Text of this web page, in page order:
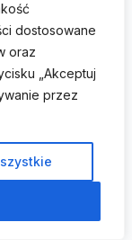
dostosowane
oraz
„Akceptuj
przez
Zawsze
firmy i
warunki
zdjęć na